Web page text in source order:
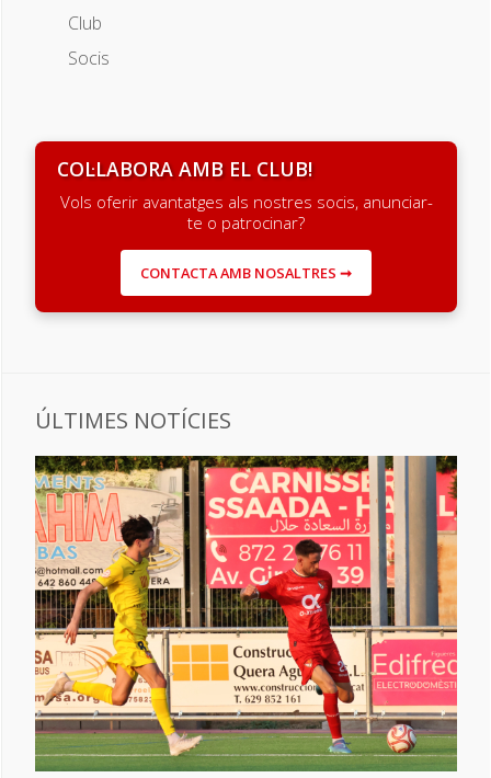
Club
Socis
COL·LABORA AMB EL CLUB!
Vols oferir avantatges als nostres socis, anunciar-
te o patrocinar?
CONTACTA AMB NOSALTRES ➞
ÚLTIMES NOTÍCIES